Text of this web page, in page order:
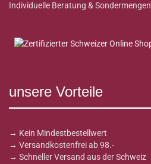
Individuelle Beratung & Sondermengen
unsere Vorteile
→ Kein Mindestbestellwert
→ Versandkostenfrei ab 98.-
→ Schneller Versand aus der Schweiz